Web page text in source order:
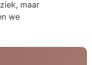
maar
we